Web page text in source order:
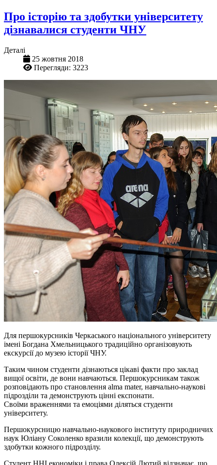
Про історію та здобутки університету
дізнавалися студенти ЧНУ
Деталі
25 жовтня 2018
Перегляди: 3223
Для першокурсників Черкаського національного університету
імені Богдана Хмельницького традиційно організовують
екскурсії до музею історії ЧНУ.
Таким чином студенти дізнаються цікаві факти про заклад
вищої освіти, де вони навчаються. Першокурсникам також
розповідають про становлення alma mater, навчально-наукові
підрозділи та демонструють цінні експонати.
Своїми враженнями та емоціями діляться студенти
університету.
Першокурсницю навчально-наукового інституту природничих
наук Юліану Соколенко вразили колекції, що демонструють
здобутки кожного підрозділу.
Студент ННІ економіки і права Олексій Лютий відзначає, що